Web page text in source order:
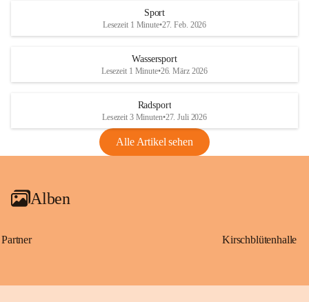
Rebe und der Amerikanischen
Anhang VBl. EU Nr. 18
1 Seite•1,4 MB
VBl. EU Nr. 18_2026
Sport
Lesezeit 1 Minute•27. Feb. 2026
Wassersport
Lesezeit 1 Minute•26. März 2026
Radsport
Lesezeit 3 Minuten•27. Juli 2026
Alle Artikel sehen
Alben
Partner Kirschblütenhalle